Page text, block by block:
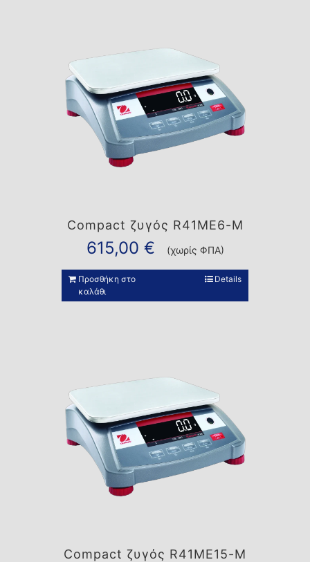
Compact ζυγός R41ME6-M
615,00 € (χωρίς ΦΠΑ)
Προσθήκη στο
καλάθι
Details
Compact ζυγός R41ME15-M